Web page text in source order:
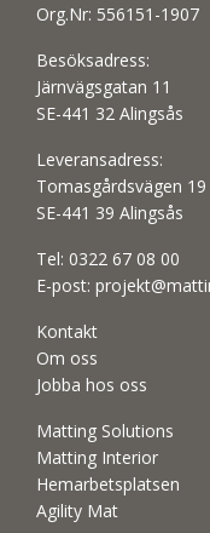
Org.Nr: 556151-1907
Besöksadress:
Järnvägsgatan 11
SE-441 32 Alingsås
Leveransadress:
Tomasgårdsvägen 19
SE-441 39 Alingsås
Tel: 0322 67 08 00
E-post:
Kontakt
Om oss
Jobba hos oss
Matting Solutions
Matting Interior
Hemarbetsplatsen
Agility Mat